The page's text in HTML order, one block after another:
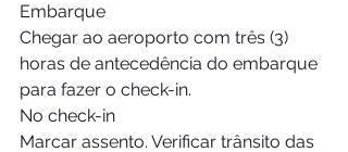
Embarque
Chegar ao aeroporto com três (3)
horas de antecedência do embarque
para fazer o check-in.
No check-in
Marcar assento. Verificar trânsito das